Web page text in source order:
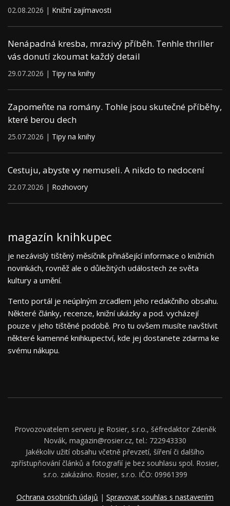
02.08.2026 | Knižní zajímavosti
Nenápadná kresba, mrazivý příběh. Tenhle thriller
vás donutí zkoumat každý detail
29.07.2026 | Tipy na knihy
Zapomeňte na romány. Tohle jsou skutečné příběhy,
které berou dech
25.07.2026 | Tipy na knihy
Cestuju, abyste vy nemuseli. A nikdo to nedocení
22.07.2026 | Rozhovory
magazín knihkupec
je nezávislý tištěný měsíčník přinášející informace o knižních
novinkách, rovněž ale o důležitých událostech ze světa
kultury a umění.
Tento portál je neúplným zrcadlem jeho redakčního obsahu.
Některé články, recenze, knižní ukázky a pod. vycházejí
pouze v jeho tištěné podobě. Pro tu ovšem musíte navštívit
některé kamenné knihkupectví, kde jej dostanete zdarma ke
svému nákupu.
Provozovatelem serveru je Rosier, s.r.o., šéfredaktor Zdeněk
Novák, magazin@rosier.cz, tel.: 722943330
Jakékoliv užití obsahu včetně převzetí, šíření či dalšího
zpřístupňování článků a fotografií je bez souhlasu spol. Rosier,
s.r.o. zakázáno. Rosier, s.r.o. IČO: 09961399
Ochrana osobních údajů | Spravovat souhlas s nastavením